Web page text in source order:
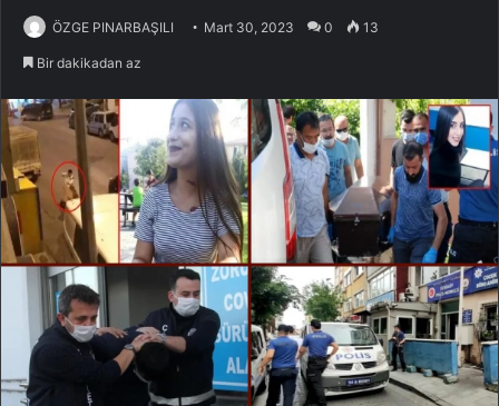
ÖZGE PINARBAŞILI Mart 30, 2023 0 13
Bir dakikadan az